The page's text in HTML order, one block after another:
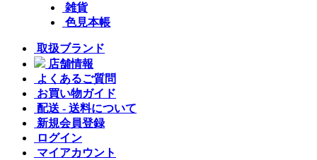
雑貨
色見本帳
取扱ブランド
店舗情報
よくあるご質問
お買い物ガイド
配送 - 送料について
新規会員登録
ログイン
マイアカウント